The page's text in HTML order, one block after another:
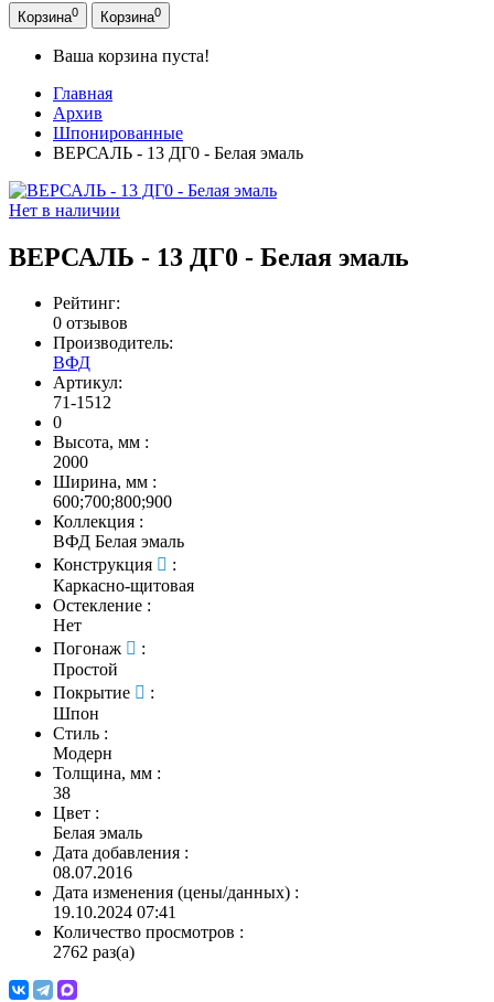
Корзина0 Корзина0
Ваша корзина пуста!
Главная
Архив
Шпонированные
ВЕРСАЛЬ - 13 ДГ0 - Белая эмаль
Нет в наличии
ВЕРСАЛЬ - 13 ДГ0 - Белая эмаль
Рейтинг:
0 отзывов
Производитель:
ВФД
Артикул:
71-1512
0
Высота, мм :
2000
Ширина, мм :
600;700;800;900
Коллекция :
ВФД Белая эмаль
Конструкция
:
Каркасно-щитовая
Остекление :
Нет
Погонаж
:
Простой
Покрытие
:
Шпон
Стиль :
Модерн
Толщина, мм :
38
Цвет :
Белая эмаль
Дата добавления :
08.07.2016
Дата изменения (цены/данных) :
19.10.2024 07:41
Количество просмотров :
2762 раз(а)